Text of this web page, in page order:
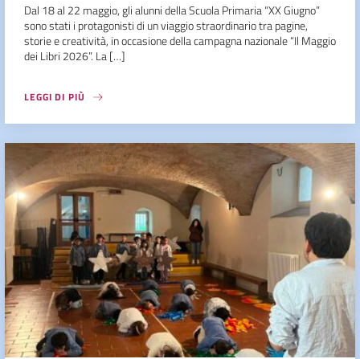
Dal 18 al 22 maggio, gli alunni della Scuola Primaria “XX Giugno”
sono stati i protagonisti di un viaggio straordinario tra pagine,
storie e creatività, in occasione della campagna nazionale “Il Maggio
dei Libri 2026”. La […]
LEGGI DI PIÙ